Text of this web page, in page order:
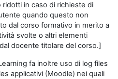
in caso di richieste di
quando questo non
dal corso formativo in merito a
svolte o altri elementi
docente titolare del corso.]
fa inoltre uso di log files
applicativi (Moodle) nei quali